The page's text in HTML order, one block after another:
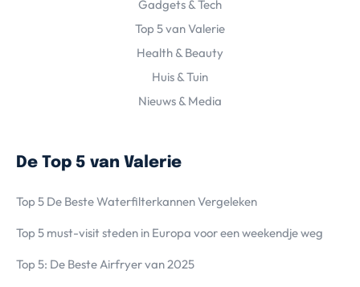
Gadgets & Tech
Top 5 van Valerie
Health & Beauty
Huis & Tuin
Nieuws & Media
De Top 5 van Valerie
Top 5 De Beste Waterfilterkannen Vergeleken
Top 5 must-visit steden in Europa voor een weekendje weg
Top 5: De Beste Airfryer van 2025